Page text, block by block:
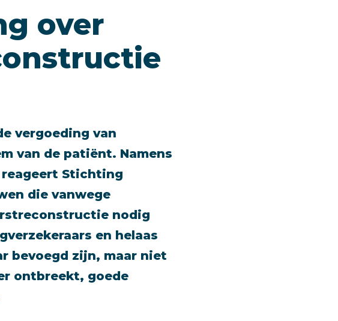
over
vergoeding van
van de patiënt. Namens
Stichting
die vanwege
nodig
en helaas
bevoegd zijn, maar niet
ontbreekt, goede